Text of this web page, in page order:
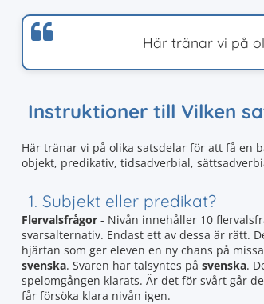
Här tränar vi på
Instruktioner till Vilken
Här tränar vi på olika satsdelar för att få en
objekt, predikativ, tidsadverbial,
1. Subjekt eller predikat?
Flervalsfrågor - Nivån innehåller 10
svarsalternativ. Endast ett av dessa är rätt.
hjärtan som ger eleven en ny chans på
svenska. Svaren har talsyntes på svenska.
spelomgången klarats. Är det för svårt går
får försöka klara nivån igen.